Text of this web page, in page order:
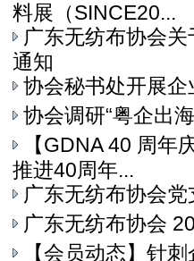
料展（SINCE20...
广东无纺布协会
通知
协会秘书处开展
协会调研“粤企出
【GDNA 40 周
推进40周年...
广东无纺布协会
广东无纺布协会
【会员动态】针